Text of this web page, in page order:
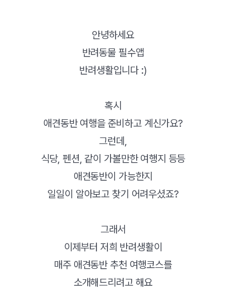
안녕하세요
반려동물 필수앱
반려생활입니다 :)
혹시
애견동반 여행을 준비하고 계신가요?
그런데,
식당, 펜션, 같이 가볼만한 여행지 등등
애견동반이 가능한지
일일이 알아보고 찾기 어려우셨죠?
그래서
이제부터 저희 반려생활이
매주 애견동반 추천 여행코스를
소개해드리려고 해요